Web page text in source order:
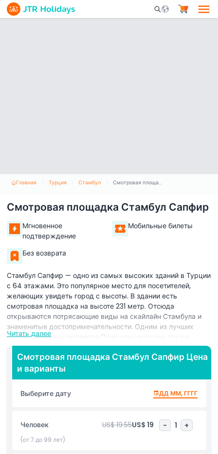
Mobile Search
Главная Турция Стамбул Смотровая площадка Стамбул Сапфир
Смотровая площадка Стамбул Сапфир
Мгновенное
подтверждение
Мобильные билеты
Без возврата
Стамбул Сапфир — одно из самых высоких зданий в Турции
с 64 этажами. Это популярное место для посетителей,
желающих увидеть город с высоты. В здании есть
смотровая площадка на высоте 231 метр. Отсюда
открываются потрясающие виды на скайлайн Стамбула и
знаменитые достопримечательности. Одним из лучших
видов с вершины являются Принцевы острова, также
известные как острова Принкипос. Эти острова имеют
долгую историю и являются спокойным убежищем от суеты
города. Также отсюда видно пролив Босфор — очень
важный водный путь, соединяющий Чёрное море с
Мраморным морем. Этот пролив разделяет европейскую и
азиатскую части Стамбула и всегда полон судов и лодок.
одну из самых известных исторических
достопримечательностей Стамбула. Это здание бывало
церковью, мечетью и музеем и известно своей красивой
Читать далее
Смотровая площадка Стамбул Сапфир Цена
и варианты
Выберите дату ДД ММ, ГГГГ
Человек US$ 19.55US$ 19 - 1 +
(от 7 до 99 лет)